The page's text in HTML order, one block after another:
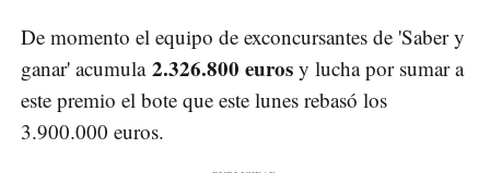
De momento el equipo de exconcursantes de 'Saber y
ganar' acumula2.326.800 euros y lucha por sumar a
este premio el bote que este lunes rebasó los
3.900.000 euros.